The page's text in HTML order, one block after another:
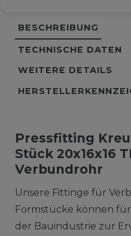
BESCHREIBUNG
TECHNISCHE DATEN
WEITERE DETAILS
Pressfitting
Stück 20x16x16
Verbundrohr
Unsere Fittinge für
Formstücke können
der Bauindustrie zur